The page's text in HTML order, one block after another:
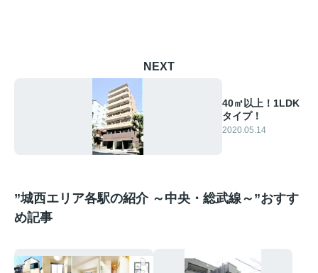
NEXT
40㎡以上！1LDK
タイプ！
2020.05.14
”城西エリア各駅の紹介 ～中央・総武線～”おすす
め記事